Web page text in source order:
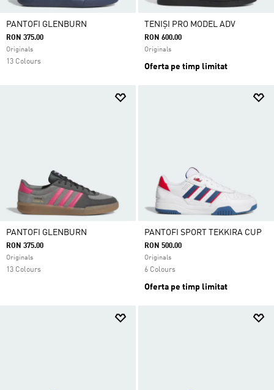
PANTOFI GLENBURN
RON 375.00
Originals
13 Colours
TENIȘI PRO MODEL ADV
RON 600.00
Originals
Oferta pe timp limitat
PANTOFI GLENBURN
RON 375.00
Originals
13 Colours
PANTOFI SPORT TEKKIRA CUP
RON 500.00
Originals
6 Colours
Oferta pe timp limitat